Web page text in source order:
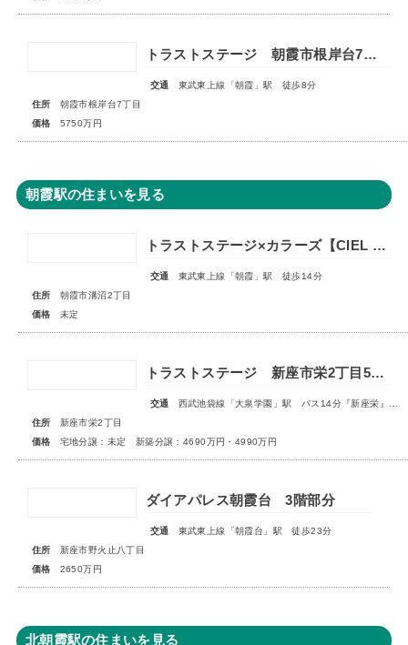
トラストステージ 朝霞市根岸台7丁目44期 限定1区画
交通
東武東上線「朝霞」駅 徒歩8分
住所
朝霞市根岸台7丁目
価格
5750万円
朝霞駅の住まいを見る
トラストステージ×カラーズ【CIEL VILLA】朝霞市溝沼2丁目21期 全4棟◆販売予告◆
交通
東武東上線「朝霞」駅 徒歩14分
住所
朝霞市溝沼2丁目
価格
未定
トラストステージ 新座市栄2丁目5期 全9区画 宅地分譲：◇販売予告◇新築分譲：◆販売開始◆
交通
西武池袋線「大泉学園」駅 バス14分『新座栄』停歩5～6分
住所
新座市栄2丁目
価格
宅地分譲：未定 新築分譲：4690万円・4990万円
ダイアパレス朝霞台 3階部分
交通
東武東上線「朝霞台」駅 徒歩23分
住所
新座市野火止八丁目
価格
2650万円
北朝霞駅の住まいを見る